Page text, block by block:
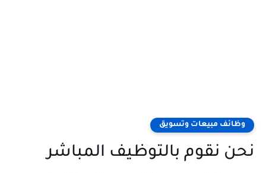
وظائف مبيعات وتسويق
نحن نقوم بالتوظيف المباشر